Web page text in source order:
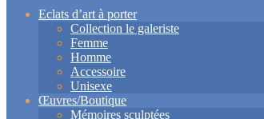
Eclats d’art à porter
Collection le galeriste
Femme
Homme
Accessoire
Unisexe
Œuvres/Boutique
Mémoires sculptées